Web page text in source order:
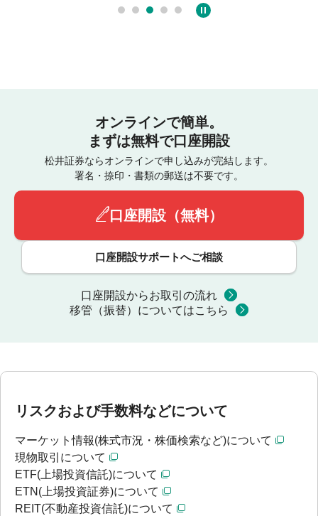
オンラインで簡単。
まずは無料で口座開設
松井証券ならオンラインで申し込みが完結します。
署名・捺印・書類の郵送は不要です。
口座開設（無料）
口座開設サポートへご相談
口座開設からお取引の流れ
移管（振替）についてはこちら
リスクおよび手数料などについて
マーケット情報(株式市況・株価検索など)について
現物取引について
ETF(上場投資信託)について
ETN(上場投資証券)について
REIT(不動産投資信託)について